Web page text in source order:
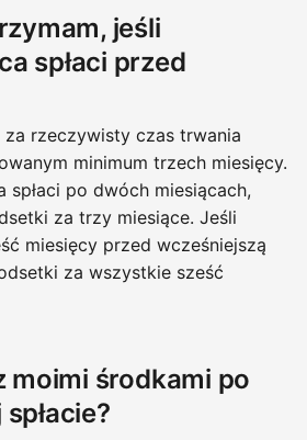
jeśli
spłaci przed
rzeczywisty czas trwania
minimum trzech miesięcy.
po dwóch miesiącach,
za trzy miesiące. Jeśli
miesięcy przed wcześniejszą
za wszystkie sześć
moimi środkami po